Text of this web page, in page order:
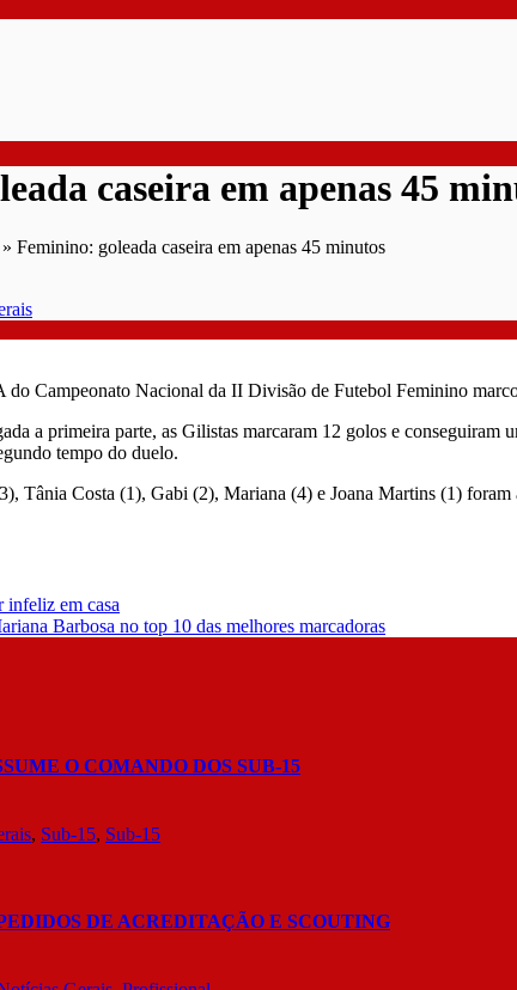
caseira em apenas 45
» Feminino: goleada caseira em apenas 45 minutos
do Campeonato Nacional da II Divisão de Futebol Feminino
a primeira parte, as Gilistas marcaram 12 golos e
tempo do duelo.
Tânia Costa (1), Gabi (2), Mariana (4) e Joana Martins (1)
infeliz em casa
Barbosa no top 10 das melhores marcadoras
O COMANDO DOS SUB-15
, Sub-15, Sub-15
DE ACREDITAÇÃO E SCOUTING